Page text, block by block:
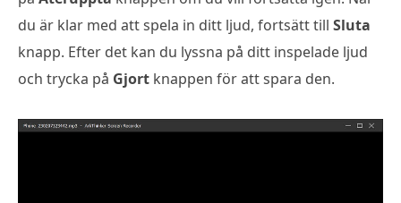
du är klar med att spela in ditt ljud, fortsätt till Sluta
knapp. Efter det kan du lyssna på ditt inspelade ljud
och trycka på Gjort knappen för att spara den.